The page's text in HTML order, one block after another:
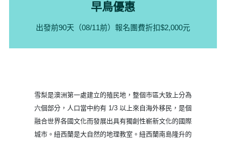
早鳥優惠
出發前90天（08/11前）報名團費折扣$2,000元
雪梨是澳洲第一處建立的殖民地，整個市區大致上分為
六個部分，人口當中約有 1/3 以上來自海外移民，是個
融合世界各國文化而發展出具有獨創性嶄新文化的國際
城市。紐西蘭是大自然的地理教室。紐西蘭南島隆升的